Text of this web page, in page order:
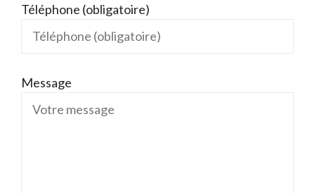
Téléphone (obligatoire)
Message